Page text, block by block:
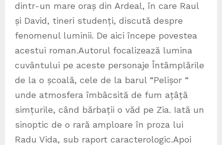
dintr-un mare oraș din Ardeal, în care Raul
și David, tineri studenți, discută despre
fenomenul luminii. De aici începe povestea
acestui roman.Autorul focalizează lumina
cuvântului pe aceste personaje Întâmplările
de la o școală, cele de la barul “Pelișor “
unde atmosfera îmbâcsită de fum ațâță
simțurile, când bărbații o văd pe Zia. Iată un
sinoptic de o rară amploare în proza lui
Radu Vida, sub raport caracterologic.Apoi